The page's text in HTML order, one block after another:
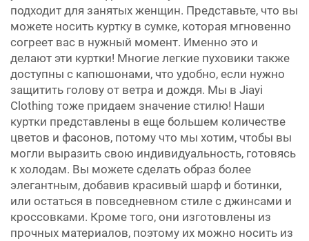
подходит для занятых женщин. Представьте, что вы
можете носить куртку в сумке, которая мгновенно
согреет вас в нужный момент. Именно это и
делают эти куртки! Многие легкие пуховики также
доступны с капюшонами, что удобно, если нужно
защитить голову от ветра и дождя. Мы в Jiayi
Clothing тоже придаем значение стилю! Наши
куртки представлены в еще большем количестве
цветов и фасонов, потому что мы хотим, чтобы вы
могли выразить свою индивидуальность, готовясь
к холодам. Вы можете сделать образ более
элегантным, добавив красивый шарф и ботинки,
или остаться в повседневном стиле с джинсами и
кроссовками. Кроме того, они изготовлены из
прочных материалов, поэтому их можно носить из